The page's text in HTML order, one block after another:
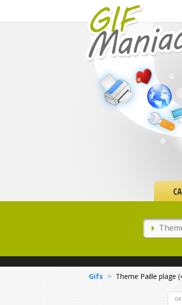
Gifs > Theme Paille plage
Gif